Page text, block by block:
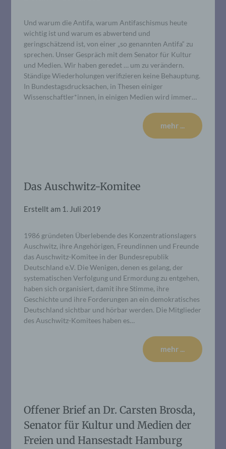
Und warum die Antifa, warum Antifaschismus heute
wichtig ist und warum es abwertend und
geringschätzend ist, von einer „so genannten Antifa“ zu
sprechen. Unser Gespräch mit dem Senator für Kultur
und Medien. Wir haben geredet … um zu verändern.
Ständige Wiederholungen verifizieren keine Behauptung.
In Bundestagsdrucksachen, in Thesen einiger
Wissenschaftler*innen, in einigen Medien wird immer…
mehr ...
Das Auschwitz-Komitee
Erstellt am 1. Juli 2019
1986 gründeten Überlebende des Konzentrationslagers
Auschwitz, ihre Angehörigen, Freundinnen und Freunde
das Auschwitz-Komitee in der Bundesrepublik
Deutschland e.V. Die Wenigen, denen es gelang, der
systematischen Verfolgung und Ermordung zu entgehen,
haben sich organisiert, damit ihre Stimme, ihre
Geschichte und ihre Forderungen an ein demokratisches
Deutschland sichtbar und hörbar werden. Die Mitglieder
des Auschwitz-Komitees haben es…
mehr ...
Offener Brief an Dr. Carsten Brosda,
Senator für Kultur und Medien der
Freien und Hansestadt Hamburg